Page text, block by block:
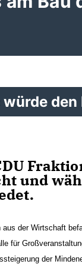
den
und
der Wirtschaft
für
der